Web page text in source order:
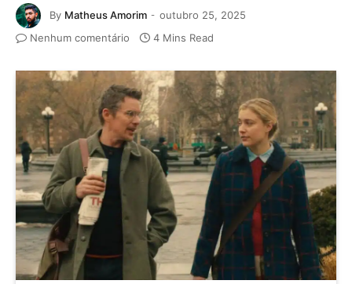
By Matheus Amorim
outubro 25, 2025
Nenhum comentário
4 Mins Read